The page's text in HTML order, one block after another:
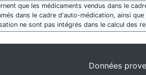
que les médicaments vendus dans le
dans le cadre d'auto-médication, ainsi
ne sont pas intégrés dans le calcul des
Données